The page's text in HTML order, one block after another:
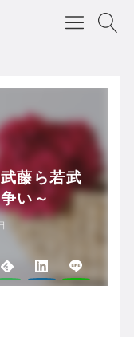
藤ら若武
い～